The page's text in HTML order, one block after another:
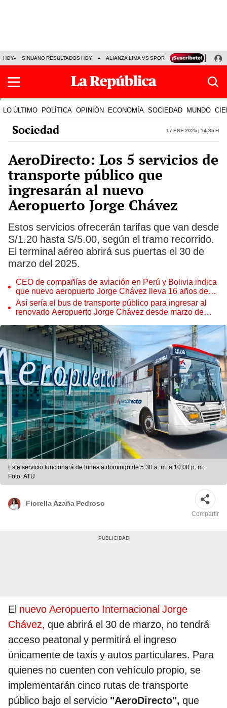
HOY SINUANO RESULTADOS HOY ALIANZA LIMA VS SPORT BOYS JORGE
LO ÚLTIMO POLÍTICA OPINIÓN ECONOMÍA SOCIEDAD MUNDO
Sociedad 17 Ene 2025 | 14:35 h
AeroDirecto: Los 5 servicios de
transporte público que
ingresarán al nuevo
Aeropuerto Jorge Chávez
Estos servicios ofrecerán tarifas que van desde
S/1.20 hasta S/5.00, según el tramo recorrido.
El terminal aéreo abrirá sus puertas el 30 de
marzo del 2025.
CEO de compañías de aviación en Perú y Bolivia indica
que nuevo aeropuerto Jorge Chávez lleva 16 años de
atraso: "Debía estar listo en 2009"
Así sería el bus de transporte público para ingresar al
renovado Aeropuerto Jorge Chávez desde marzo de
Este servicio funcionará de lunes a domingo de 5:30 a. m. a 10:00 p. m.
Foto: ATU
Fiorella Azaña Pedroso
Compartir
El nuevo Aeropuerto Internacional Jorge
Chávez, que abrirá el 30 de marzo, no tendrá
acceso peatonal y permitirá el ingreso
únicamente de taxis y autos particulares. Para
quienes no cuenten con vehículo propio, se
implementarán cinco rutas de transporte
público bajo el servicio "AeroDirecto", que